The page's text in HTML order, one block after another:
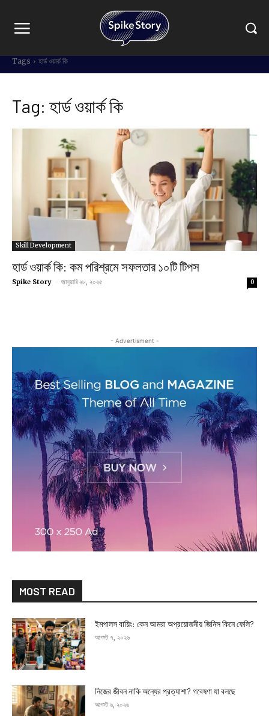
Tags হার্ড ওয়ার্ক কি
Tag: হার্ড ওয়ার্ক কি
Skill Development
হার্ড ওয়ার্ক কি: কম পরিশ্রমে সফলতার ১০টি টিপস
Spike Story - জানুয়ারি ২৮, ২০২৫ 0
- Advertisment -
MOST READ
ইমপালস বায়িং: কেন আমরা অপ্রয়োজনীয় জিনিস কিনে ফেলি?
আগস্ট ৭, ২০২৬
নিজের জীবন নাকি অন্যের প্রত্যাশা? গবেষণা যা বলছে
আগস্ট ৬, ২০২৬